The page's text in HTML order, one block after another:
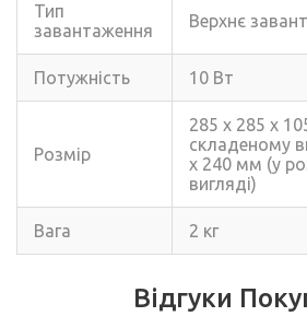
Тип
завантаження
Верхнє
Потужність 10 Вт
Розмір
285 x 285 x
складеному
x 240 мм (у
вигляді)
Вага 2 кг
Відгуки